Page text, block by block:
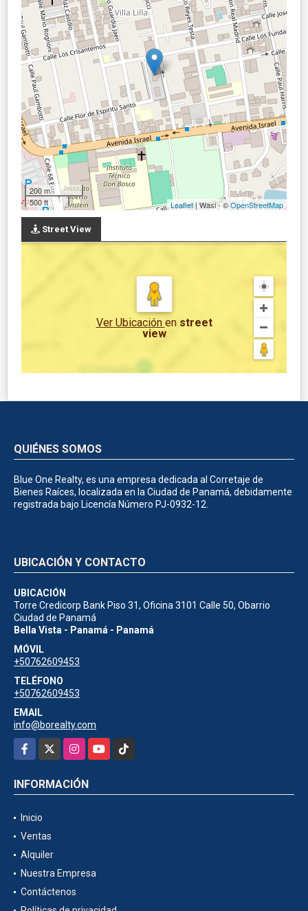
200 m
500 ft
Leaflet| Wasi - ©OpenStreetMap
Street View
Ver Ubicación en street
view
QUIÉNES SOMOS
Blue One Realty, es una empresa dedicada al Corretaje de
Bienes Raíces, localizada en la Ciudad de Panamá, debidamente
registrada bajo Licencía Número PJ-0932-12.
UBICACIÓN Y CONTACTO
UBICACIÓN
Torre Credicorp Bank Piso 31, Oficina 3101 Calle 50, Obarrio
Ciudad de Panamá
Bella Vista - Panamá - Panamá
MÓVIL
+50762609453
TELÉFONO
+50762609453
EMAIL
info@borealty.com
Facebook
InstagramYouTubeTikTok
INFORMACIÓN
Inicio
Ventas
Alquiler
Nuestra Empresa
Contáctenos